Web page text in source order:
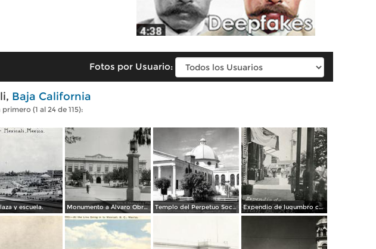
Fotos por Usuario:
Baja California
(1 al 24 de 115):
y escuela. Monumento a Álvaro Obregón y Palacio de Gobierno Templo del Perpetuo Socorro Expendio de lugumbro chino